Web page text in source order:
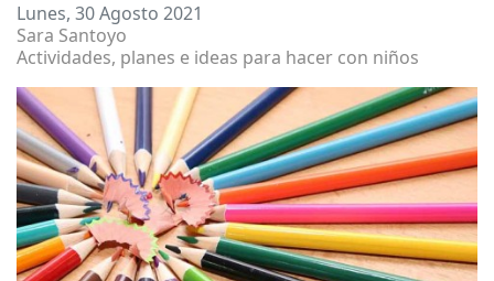
Lunes, 30 Agosto 2021
Sara Santoyo
Actividades, planes e ideas para hacer con niños